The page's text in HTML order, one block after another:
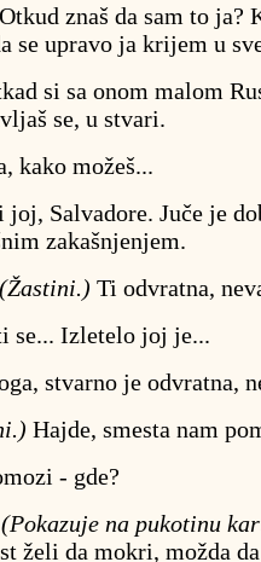
znaš da sam to ja?
se upravo ja krijem u
si sa onom malom
se, u stvari.
kako možeš...
Salvadore. Juče je
zakašnjenjem.
(Žastini.) Ti odvratna,
se... Izletelo joj je...
stvarno je odvratna,
Hajde, smesta nam
- gde?
(Pokazuje na pukotinu
želi da mokri, možda